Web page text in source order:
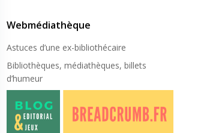
Webmédiathèque
Astuces d’une ex-bibliothécaire
Bibliothèques, médiathèques, billets
d’humeur